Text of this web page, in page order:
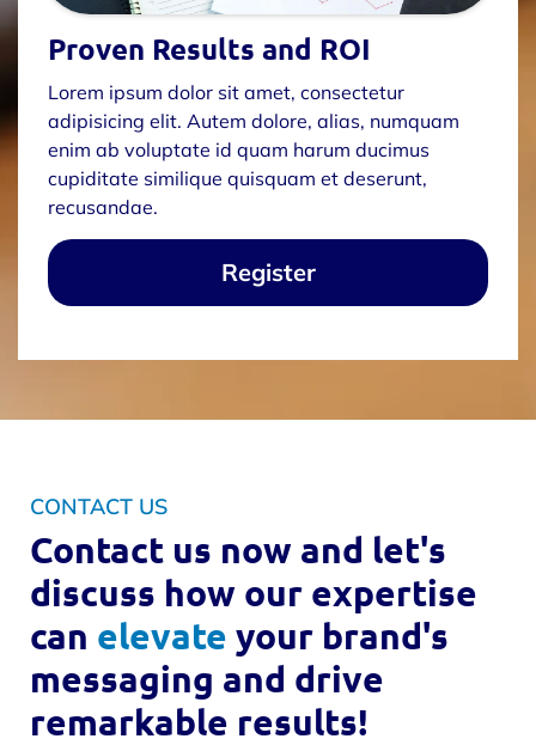
Proven Results and ROI
Lorem ipsum dolor sit amet, consectetur
adipisicing elit. Autem dolore, alias, numquam
enim ab voluptate id quam harum ducimus
cupiditate similique quisquam et deserunt,
recusandae.
Register
CONTACT US
Contact us now and let's
discuss how our expertise
can elevate your brand's
messaging and drive
remarkable results!